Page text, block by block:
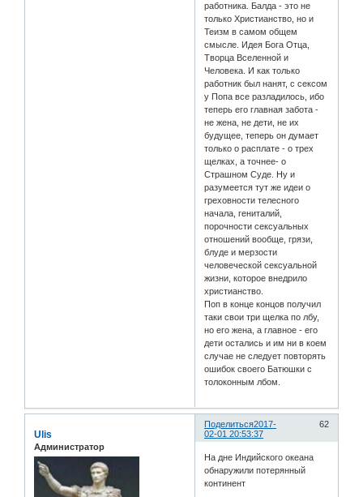
работника. Балда - это не
только Христианство, но и
Теизм в самом общем
смысле. Идея Бога Отца,
Творца Вселенной и
Человека. И как только
работник был нанят, с сексом
у Попа все разладилось, ибо
теперь его главная забота -
не жена, не дети, не их
будущее, теперь он думает
только о расплате - о трех
щелках, а точнее- о
Страшном Суде. Ну и
разумеется тут же идеи о
греховности телесного
начала, гениталий,
порочности сексуальных
отношений вообще, грязи,
блуде и мерзости
человеческой сексуальной
жизни, которое внедрило
христианство.
Поп в конце концов получил
таки свои три щелка по лбу,
но его жена, а главное - его
дети остались и им ни в коем
случае не следует повторять
ошибок своего Батюшки с
толоконным лбом.
Поделиться 62
2017-
02-01 20:53:37
Ulis
Администратор
На дне Индийского океана
обнаружили потерянный
континент